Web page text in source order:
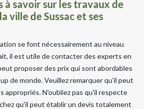
à savoir sur les travaux de
ville de Sussac et ses
se font nécessairement au niveau
il est utile de contacter des experts en
proposer des prix qui sont abordables
de monde. Veuillez remarquer qu'il peut
appropriés. N'oubliez pas qu'il respecte
qu'il peut établir un devis totalement